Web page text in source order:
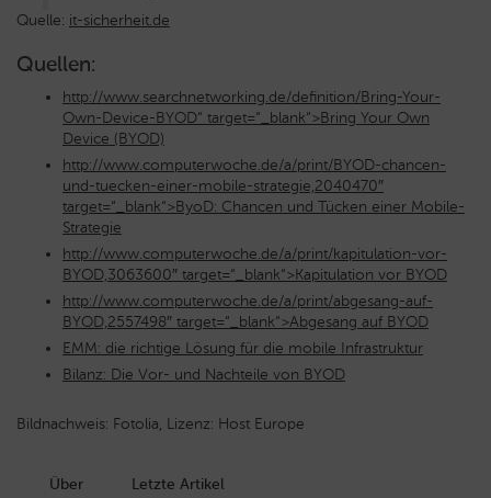
Quelle: it-sicherheit.de
Quellen:
http://www.searchnetworking.de/definition/Bring-Your-
Own-Device-BYOD“ target=“_blank“>Bring Your Own
Device (BYOD)
http://www.computerwoche.de/a/print/BYOD-chancen-
und-tuecken-einer-mobile-strategie,2040470″
target=“_blank“>ByoD: Chancen und Tücken einer Mobile-
Strategie
http://www.computerwoche.de/a/print/kapitulation-vor-
BYOD,3063600″ target=“_blank“>Kapitulation vor BYOD
http://www.computerwoche.de/a/print/abgesang-auf-
BYOD,2557498″ target=“_blank“>Abgesang auf BYOD
EMM: die richtige Lösung für die mobile Infrastruktur
Bilanz: Die Vor- und Nachteile von BYOD
Bildnachweis: Fotolia, Lizenz: Host Europe
Über Letzte Artikel